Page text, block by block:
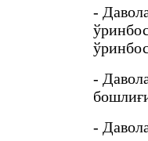
-
-
-